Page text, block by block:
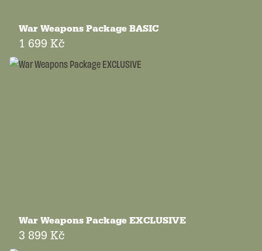
War Weapons Package BASIC
1 699 Kč
War Weapons Package EXCLUSIVE
3 899 Kč